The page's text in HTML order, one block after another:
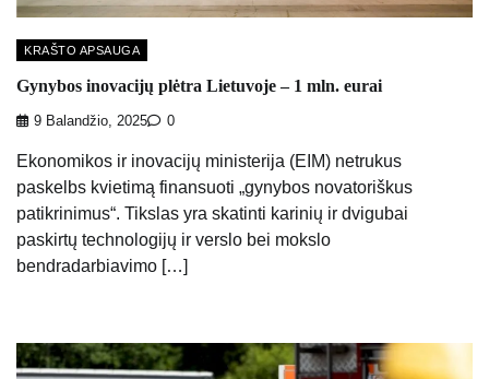
KRAŠTO APSAUGA
Gynybos inovacijų plėtra Lietuvoje – 1 mln. eurai
9 Balandžio, 2025 0
Ekonomikos ir inovacijų ministerija (EIM) netrukus
paskelbs kvietimą finansuoti „gynybos novatoriškus
patikrinimus“. Tikslas yra skatinti karinių ir dvigubai
paskirtų technologijų ir verslo bei mokslo
bendradarbiavimo […]